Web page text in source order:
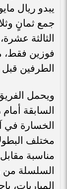
يبدو ريال
جمع ثمانٍ
الثالثة
فوزين فقط،
الطرفين
ويحمل
السابقة
الخسارة في
مختلف
مناسبة
السلسلة من
المباريات،